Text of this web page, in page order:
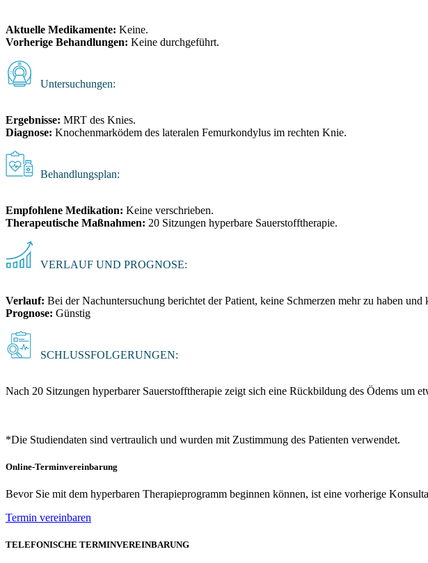
Aktuelle Medikamente: Keine.
Vorherige Behandlungen: Keine durchgeführt.
Untersuchungen:
Ergebnisse: MRT des Knies.
Diagnose: Knochenmarködem des lateralen Femurkondylus im rechten Knie.
Behandlungsplan:
Empfohlene Medikation: Keine verschrieben.
Therapeutische Maßnahmen: 20 Sitzungen hyperbare Sauerstofftherapie.
VERLAUF UND PROGNOSE:
Verlauf: Bei der Nachuntersuchung berichtet der Patient, keine Schmerzen mehr zu haben
Prognose: Günstig
SCHLUSSFOLGERUNGEN:
Nach 20 Sitzungen hyperbarer Sauerstofftherapie zeigt sich eine Rückbildung des Ödems um
*Die Studiendaten sind vertraulich und wurden mit Zustimmung des Patienten verwendet.
Online-Terminvereinbarung
Bevor Sie mit dem hyperbaren Therapieprogramm beginnen können, ist eine vorherige
Termin vereinbaren
TELEFONISCHE TERMINVEREINBARUNG